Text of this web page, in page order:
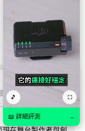
用
政
89
入耳式監聽
與人聲利器
典 MDR-7506 到
🎵 ⛶
📖 詳細評測 →